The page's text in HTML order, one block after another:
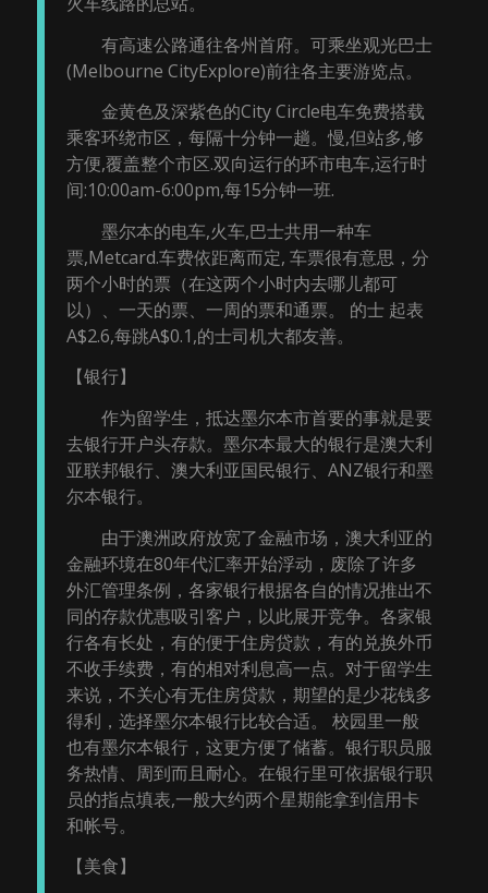
有高速公路通往各州首府。可乘坐观光巴士
(Melbourne CityExplore)前往各主要游览点。
金黄色及深紫色的City Circle电车免费搭载
乘客环绕市区，每隔十分钟一趟。慢,但站多,够
方便,覆盖整个市区.双向运行的环市电车,运行时
间:10:00am-6:00pm,每15分钟一班.
墨尔本的电车,火车,巴士共用一种车
票,Metcard.车费依距离而定, 车票很有意思，分
两个小时的票（在这两个小时内去哪儿都可
以）、一天的票、一周的票和通票。 的士 起表
A$2.6,每跳A$0.1,的士司机大都友善。
【银行】
作为留学生，抵达墨尔本市首要的事就是要
去银行开户头存款。墨尔本最大的银行是澳大利
亚联邦银行、澳大利亚国民银行、ANZ银行和墨
尔本银行。
由于澳洲政府放宽了金融市场，澳大利亚的
金融环境在80年代汇率开始浮动，废除了许多
外汇管理条例，各家银行根据各自的情况推出不
同的存款优惠吸引客户，以此展开竞争。各家银
行各有长处，有的便于住房贷款，有的兑换外币
不收手续费，有的相对利息高一点。对于留学生
来说，不关心有无住房贷款，期望的是少花钱多
得利，选择墨尔本银行比较合适。 校园里一般
也有墨尔本银行，这更方便了储蓄。银行职员服
务热情、周到而且耐心。在银行里可依据银行职
员的指点填表,一般大约两个星期能拿到信用卡
和帐号。
【美食】